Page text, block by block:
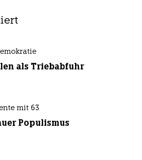
als Triebabfuhr
mit 63
Populismus